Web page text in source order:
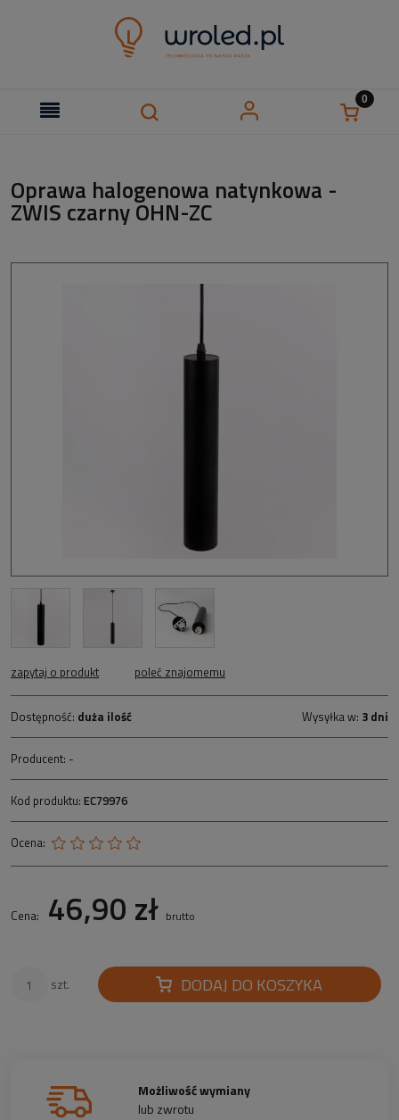
Oprawa halogenowa natynkowa -
ZWIS czarny OHN-ZC
zapytaj o produkt poleć znajomemu
Dostępność: duża ilość Wysyłka w: 3 dni
Producent: -
Kod produktu: EC79976
Ocena:
Cena: 46,90 zł brutto
szt. DODAJ DO KOSZYKA
Możliwość wymiany
lub zwrotu